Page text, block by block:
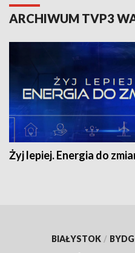
ARCHIWUM TVP3
Żyj lepiej. Energia do
BIAŁYSTOK /